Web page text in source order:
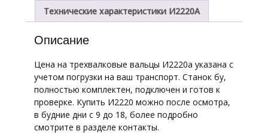
Технические характеристики И2220А
Описание
Цена на трехвалковые вальцы И2220а указана с
учетом погрузки на ваш транспорт. Станок бу,
полностью комплектен, подключен и готов к
проверке. Купить И2220 можно после осмотра,
в будние дни с 9 до 18, более подробно
смотрите в разделе контакты.